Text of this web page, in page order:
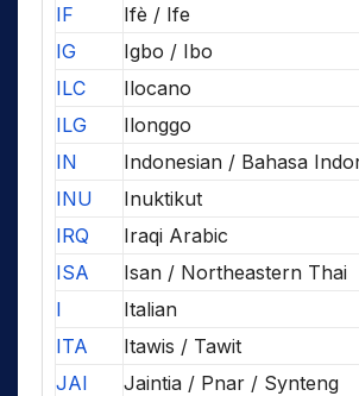
IF
Ifè / Ife
IG
Igbo / Ibo
ILC
Ilocano
ILG
Ilonggo
IN
Indonesian / Bahasa
INU
Inuktikut
IRQ
Iraqi Arabic
ISA
Isan / Northeastern Thai
I
Italian
ITA
Itawis / Tawit
JAI
Jaintia / Pnar / Synteng